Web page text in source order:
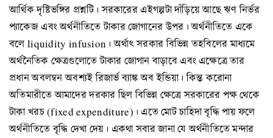
আর্থিক দৃষ্টিভঙ্গির প্রশ্নটি। সরকারের এইগল্পটা দাঁড়িয়ে আছে ঋণ নির্ভর
প্যাকেজ এবং অর্থনীতিতে টাকার জোগানের উপর। অর্থনীতিতে একে
বলে liquidity infusion। অর্থাৎ সরকার বিভিন্ন তহবিলের মাধ্যমে
অর্থনৈতিক ক্ষেত্রগুলোতে টাকার জোগান বাড়াবে এবং এক্ষেত্রে তার
প্রধান অবলম্বন অবশ্যই রিজার্ভ ব্যাঙ্ক অব ইন্ডিয়া। কিন্ত করোনা
অতিমারীতে আমাদের দরকার ছিল বিভিন্ন ক্ষেত্রে সরকারের পক্ষ থেকে
টাকা খরচ (fixed expenditure)। এতে মোট চাহিদা বৃদ্ধি পায় ফলে
অর্থনীতিতে বৃদ্ধি দেখা দেয়। একথা সবার জানা যে অর্থনীতিতে মন্দার